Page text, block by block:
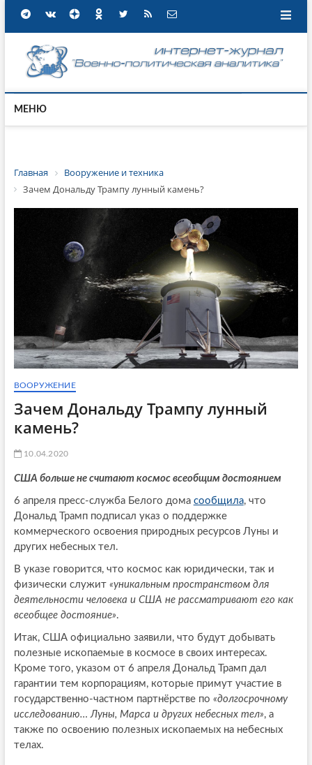
МЕНЮ
Главная
Вооружение и техника
Зачем Дональду Трампу лунный камень?
ВООРУЖЕНИЕ
Зачем Дональду Трампу лунный
камень?
10.04.2020
США больше не считают космос всеобщим достоянием
6 апреля пресс-служба Белого дома сообщила, что
Дональд Трамп подписал указ о поддержке
коммерческого освоения природных ресурсов Луны и
других небесных тел.
В указе говорится, что космос как юридически, так и
физически служит «уникальным пространством для
деятельности человека и США не рассматривают его как
всеобщее достояние».
Итак, США официально заявили, что будут добывать
полезные ископаемые в космосе в своих интересах.
Кроме того, указом от 6 апреля Дональд Трамп дал
гарантии тем корпорациям, которые примут участие в
государственно-частном партнёрстве по «долгосрочному
исследованию… Луны, Марса и других небесных тел», а
также по освоению полезных ископаемых на небесных
телах.